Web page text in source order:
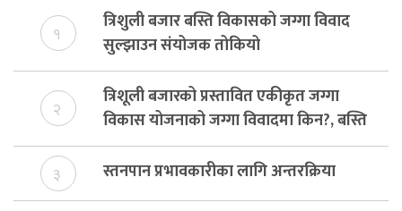
१
त्रिशुली बजार बस्ति विकासको जग्गा विवाद
सुल्झाउन संयोजक तोकियो
२
त्रिशूली बजारको प्रस्तावित एकीकृत जग्गा
विकास योजनाको जग्गा विवादमा किन?, बस्ति
विकास दर्ता नभए समिति विघटन हुने
३ स्तनपान प्रभावकारीका लागि अन्तरक्रिया